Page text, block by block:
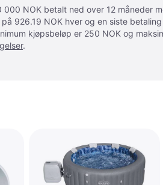
000 NOK betalt ned over 12 måneder
926.19 NOK hver og en siste
kjøpsbeløp er 250 NOK og
.